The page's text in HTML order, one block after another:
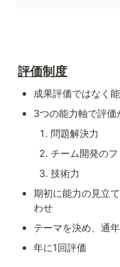
評価制度
成果評価ではなく
3つの能力軸で評価
問題解決力
チーム開発の
技術力
期初に能力の見立
わせ
テーマを決め、通
年に1回評価